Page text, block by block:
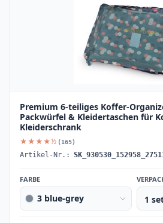
Premium 6-teiliges Koffer-
Packwürfel & Kleidertaschen für
Kleiderschrank
★★★★½ (165)
Artikel-Nr.:
FARBE
3 blue-grey